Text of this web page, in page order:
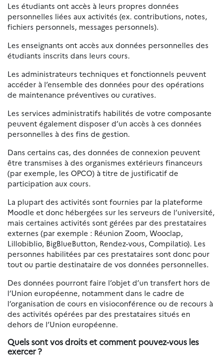
Les étudiants ont accès à leurs propres données
personnelles liées aux activités (ex. contributions, notes,
fichiers personnels, messages personnels).
Les enseignants ont accès aux données personnelles des
étudiants inscrits dans leurs cours.
Les administrateurs techniques et fonctionnels peuvent
accéder à l’ensemble des données pour des opérations
de maintenance préventives ou curatives.
Les services administratifs habilités de votre composante
peuvent également disposer d’un accès à ces données
personnelles à des fins de gestion.
Dans certains cas, des données de connexion peuvent
être transmises à des organismes extérieurs financeurs
(par exemple, les OPCO) à titre de justificatif de
participation aux cours.
La plupart des activités sont fournies par la plateforme
Moodle et donc hébergées sur les serveurs de l’université,
mais certaines activités sont gérées par des prestataires
externes (par exemple : Réunion Zoom, Wooclap,
Lillobiblio, BigBlueButton, Rendez-vous, Compilatio). Les
personnes habilitées par ces prestataires sont donc pour
tout ou partie destinataire de vos données personnelles.
Des données pourront faire l’objet d’un transfert hors de
l’Union européenne, notamment dans le cadre de
l’organisation de cours en visioconférence ou de recours à
des activités opérées par des prestataires situés en
dehors de l’Union européenne.
Quels sont vos droits et comment pouvez-vous les
exercer ?